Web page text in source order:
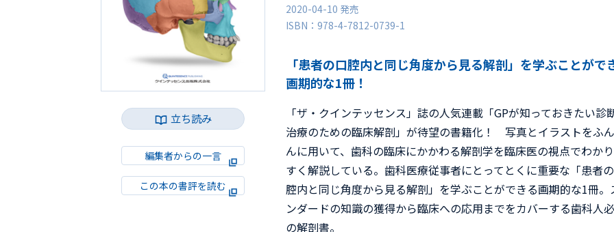
立ち読み
編集者からの一言
この本の書評を読む
2020-04-10 発売
ISBN：978-4-7812-0739-1
「患者の口腔内と同じ角度から見る解剖」を学ぶことがで
画期的な1冊！
「ザ・クインテッセンス」誌の人気連載「GPが知っておきたい診
治療のための臨床解剖」が待望の書籍化！ 写真とイラストをふ
んに用いて、歯科の臨床にかかわる解剖学を臨床医の視点でわか
すく解説している。歯科医療従事者にとってとくに重要な「患者
腔内と同じ角度から見る解剖」を学ぶことができる画期的な1冊。
ンダードの知識の獲得から臨床への応用までをカバーする歯科人
の解剖書。